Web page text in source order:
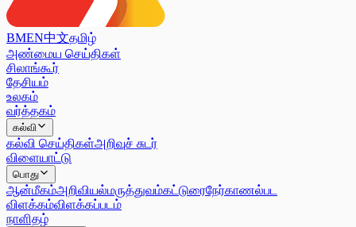
BMEN中文தமிழ்
அண்மைய செய்திகள்
சிலாங்கூர்
தேசியம்
உலகம்
வர்த்தகம்
கல்வி
கல்வி செய்திகள்அறிவுச் சுடர்
விளையாட்டு
பொது
ஆன்மீகம்அறிவியல்மருத்துவம்கட்டுரைநேர்காணல்பட
விளக்கம்விளக்கப்படம்
நாளிதழ்